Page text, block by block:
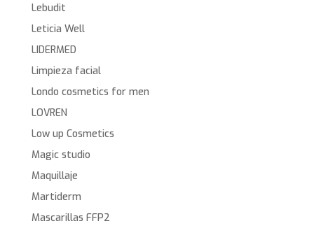
Lebudit
Leticia Well
LIDERMED
Limpieza facial
Londo cosmetics for men
LOVREN
Low up Cosmetics
Magic studio
Maquillaje
Martiderm
Mascarillas FFP2